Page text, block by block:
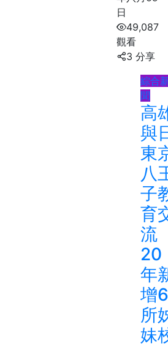
日
49,087
觀看
3 分享
綜合
聞
高
與
東
八
子
育
流
20
年
增6
所
妹